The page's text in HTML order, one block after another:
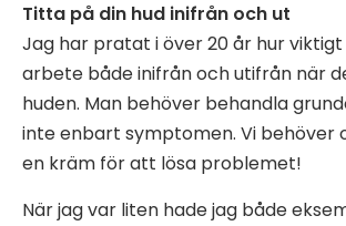
Titta på din hud inifrån och ut
Jag har pratat i över 20 år hur
arbete både inifrån och utifrån när
huden. Man behöver behandla
inte enbart symptomen. Vi behöver
en kräm för att lösa problemet!
När jag var liten hade jag både